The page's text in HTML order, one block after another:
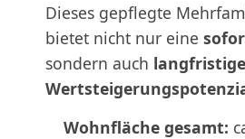
Dieses gepflegte
bietet nicht nur eine
sondern auch
Wohnfläche gesamt: